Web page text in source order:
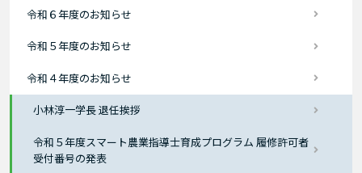
令和６年度のお知らせ
令和５年度のお知らせ
令和４年度のお知らせ
小林淳一学長 退任挨拶
令和５年度スマート農業指導士育成プログラム 履修許可者
受付番号の発表